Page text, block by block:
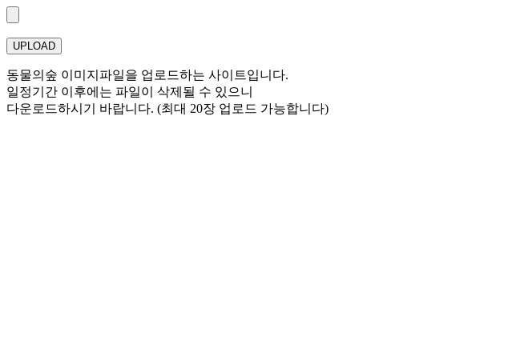
UPLOAD
동물의숲 이미지파일을 업로드하는 사이트입니다.
일정기간 이후에는 파일이 삭제될 수 있으니
다운로드하시기 바랍니다. (최대 20장 업로드 가능합니다)